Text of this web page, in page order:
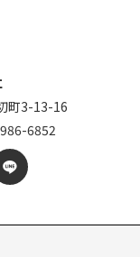
町3-13-16
6852